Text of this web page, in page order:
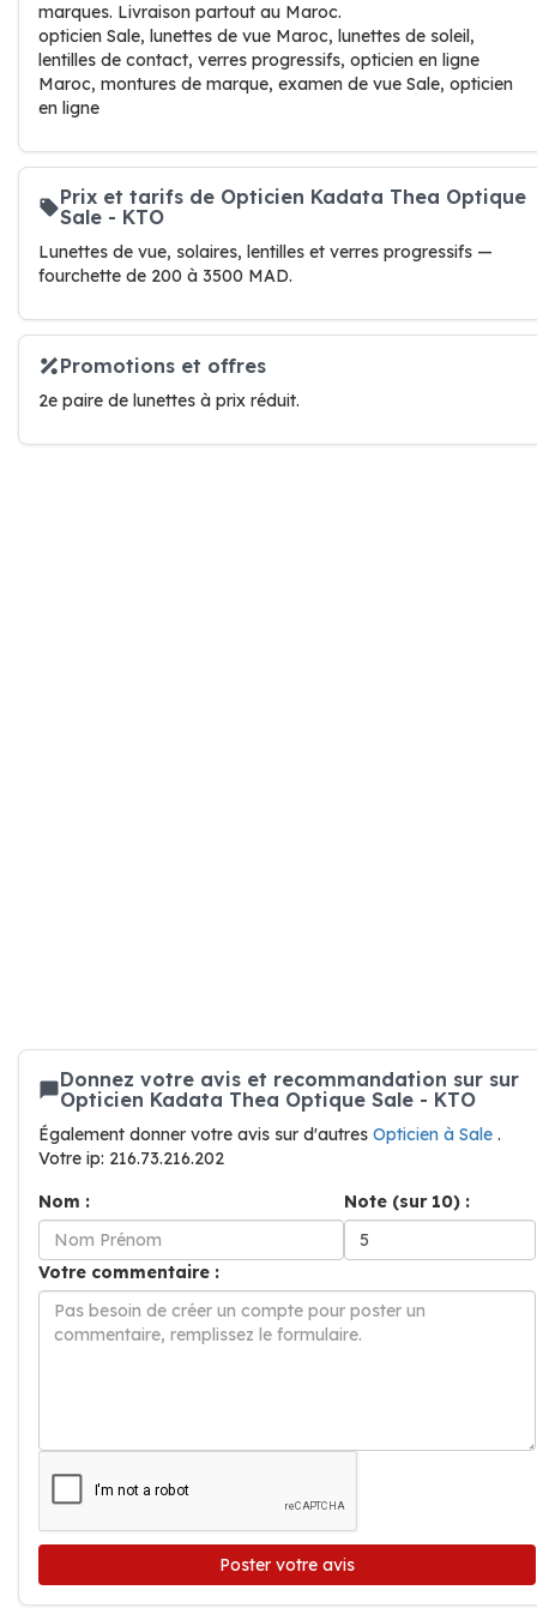
marques. Livraison partout au Maroc.
opticien Sale, lunettes de vue Maroc, lunettes de soleil,
lentilles de contact, verres progressifs, opticien en ligne
Maroc, montures de marque, examen de vue Sale, opticien
en ligne
Prix et tarifs de Opticien Kadata Thea Optique
Sale - KTO
Lunettes de vue, solaires, lentilles et verres progressifs —
fourchette de 200 à 3500 MAD.
Promotions et offres
2e paire de lunettes à prix réduit.
Donnez votre avis et recommandation sur sur
Opticien Kadata Thea Optique Sale - KTO
Également donner votre avis sur d'autres Opticien à Sale .
Votre ip: 216.73.216.202
Nom :
Note (sur 10) :
Votre commentaire :
Poster votre avis